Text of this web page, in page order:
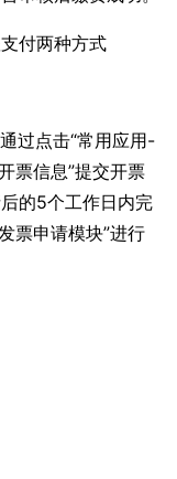
付两种方式
过点击“常用应用-
票信息”提交开票
的5个工作日内完
票申请模块”进行